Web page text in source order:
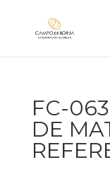
FC-
DE